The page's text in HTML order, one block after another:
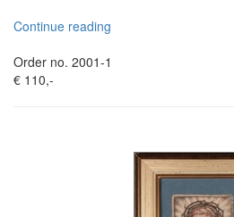
Continue reading
Order no. 2001-1
€ 110,-